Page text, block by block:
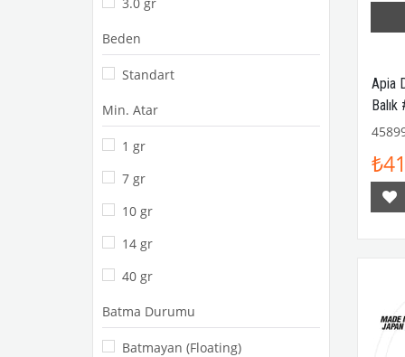
Beden
Standart
Min. Atar
1 gr
7 gr
10 gr
14 gr
40 gr
Batma Durumu
Batmayan (Floating)
Apia